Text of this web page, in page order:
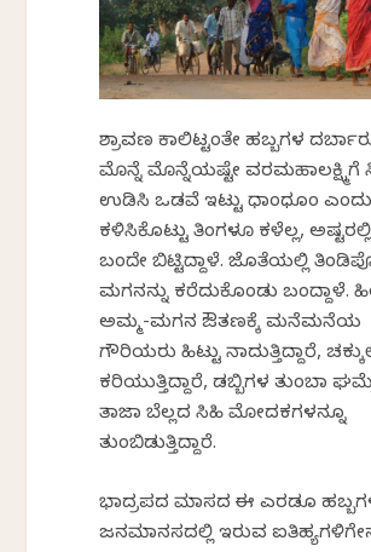
ಶ್ರಾವಣ ಕಾಲಿಟ್ಟಂತೇ ಹಬ್ಬಗಳ
ಮೊನ್ನೆ ಮೊನ್ನೆಯಷ್ಟೇ ವರಮಹಾಲಕ್ಷ್ಮಿಗೆ
ಉಡಿಸಿ ಒಡವೆ ಇಟ್ಟು ಧಾಂಧೂಂ
ಕಳಿಸಿಕೊಟ್ಟು ತಿಂಗಳೂ ಕಳೆದಿಲ್ಲ,
ಬಂದೇ ಬಿಟ್ಟಿದ್ದಾಳೆ. ಜೊತೆಯಲ್ಲಿ
ಮಗನನ್ನು ಕರೆದುಕೊಂಡು ಬಂದಿದ್ದಾಳೆ.
ಅಮ್ಮ-ಮಗನ ಔತಣಕ್ಕೆ ಮನೆಮನೆಯ
ಗೌರಿಯರು ಹಿಟ್ಟು ನಾದುತ್ತಿದ್ದಾರೆ,
ಕರಿಯುತ್ತಿದ್ದಾರೆ, ಡಬ್ಬಿಗಳ ತುಂಬಾ
ತಾಜಾ ಬೆಲ್ಲದ ಸಿಹಿ ಮೋದಕಗಳನ್ನೂ
ತುಂಬಿಡುತ್ತಿದ್ದಾರೆ.
ಭಾದ್ರಪದ ಮಾಸದ ಈ ಎರಡೂ
ಜನಮಾನಸದಲ್ಲಿ ಇರುವ